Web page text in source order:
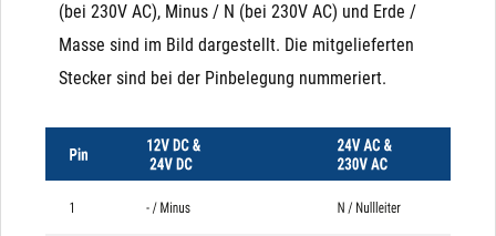
(bei 230V AC), Minus / N (bei 230V AC) und Erde /
Masse sind im Bild dargestellt. Die mitgelieferten
Stecker sind bei der Pinbelegung nummeriert.